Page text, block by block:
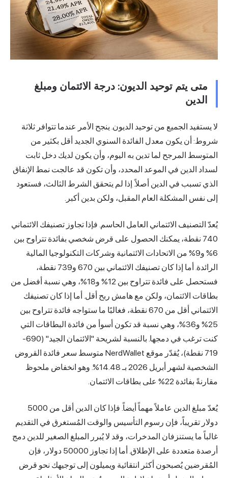
يتم توحيد الديون: درجة الائتمان ومبلغ
الجميع من توحيد الديون. ينجح الأمر عندما تتوافر ثلاثة
يكون معدل الفائدة السنوي الجديد أقل بكثير من
المرجح لما تدين به اليوم، وأن يكون لديك دخل ثابت
في الموعد المحدد، وأن تكون قد عالجت نمط الإنفاق
في الدين أصلاً. إذا لم يتحقق الشرط الثالث، فستعود
المشكلة العام المقبل، ولكن بدين أكبر.
الائتماني العامل الحاسم. فإذا تجاوز تصنيفك الائتماني
نقطة، يمكنك الحصول على قرض شخصي بفائدة تتراوح بين
6% و9% من الاتحادات الائتمانية وشركات التكنولوجيا المالية
الرائدة. أما إذا كان تصنيفك الائتماني بين 670 و739 نقطة،
فستحصل على فائدة تتراوح بين 12% و18%، وهي نسبة أفضل من
الائتمان، ولكن مع هامش ربح أقل. أما إذا كان تصنيفك
الائتماني أقل من 670 نقطة، فغالبًا ما ستواجه فائدة تتراوح بين
25% و36%، وهي نسبة قد تكون أسوأ من فائدة البطاقات التي
كنت ترغب في دمجها. بالنسبة لشريحة "الائتمان الجيد" (690-
719 نقطة)، يُقدّر موقع NerdWallet متوسط سعر فائدة القروض
الشخصية لشهر أبريل 2026 بـ 14.48%. وهو انخفاض ملحوظ
بطاقات الائتمان.
يُعدّ مبلغ الدين عاملاً مهماً أيضاً. فإذا كان الدين أقل من 5000
فإن رسوم التأسيس والوقت المُستغرق في التقديم
يستنزفان المدخرات، وقد لا يُبرر المبلغ الصغير للدين دمج
أرصدة متعددة على الإطلاق. أما إذا تجاوز 50000 دولار، فإن
يُصبحون أكثر انتقائية ويميلون إلى توجيهك نحو قرض